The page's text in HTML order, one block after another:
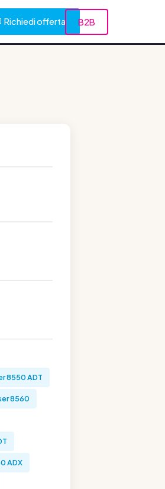
Richiedi offerta B2B
8550 ADT
8560
ADX